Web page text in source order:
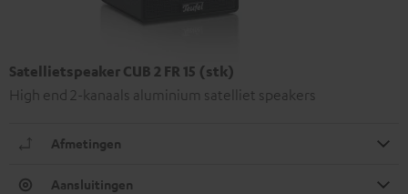
Satellietspeaker CUB 2 FR 15 (stk)
High end 2-kanaals aluminium satelliet speakers
Afmetingen
Aansluitingen